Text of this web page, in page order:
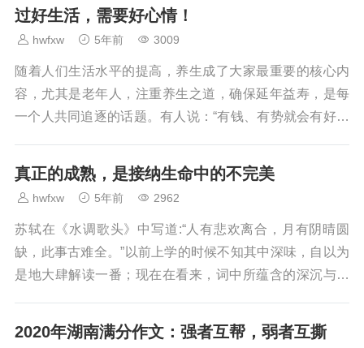
过好生活，需要好心情！
hwfxw 5年前 3009
随着人们生活水平的提高，养生成了大家最重要的核心内
容，尤其是老年人，注重养生之道，确保延年益寿，是每
一个人共同追逐的话题。有人说：“有钱、有势就会有好情
真正的成熟，是接纳生命中的不完美
hwfxw 5年前 2962
苏轼在《水调歌头》中写道:“人有悲欢离合，月有阴晴圆
缺，此事古难全。”以前上学的时候不知其中深味，自以为
是地大肆解读一番；现在在看来，词中所蕴含的深沉与无
2020年湖南满分作文：强者互帮，弱者互撕